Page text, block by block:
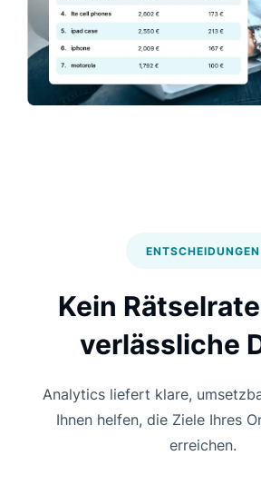
ENTSCHEIDUNGEN
Kein
verlässliche
Analytics liefert klare,
Ihnen helfen, die Ziele Ihres
erreichen.